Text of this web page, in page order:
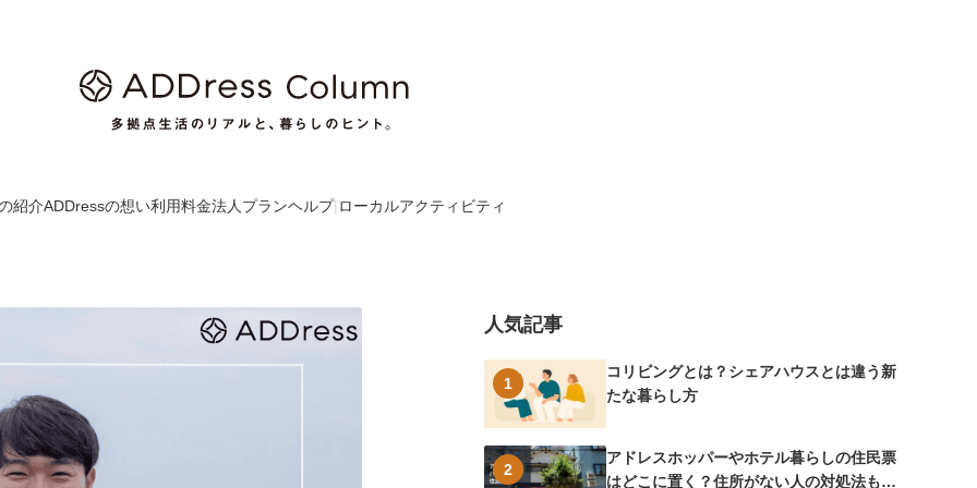
紹介ADDressの想い利用料金法人プランヘルプ| ローカルアクティビティ
人気記事
1
コリビングとは？シェアハウスとは違う新
たな暮らし方
2
アドレスホッパーやホテル暮らしの住民票
はどこに置く？住所がない人の対処法も紹